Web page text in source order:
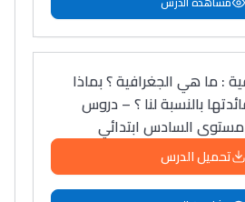
مسار
و
: ما هي الجغرافية ؟ بماذا
بالنسبة لنا ؟ – دروس
مستوى السادس ابتدائي
تحميل الدرس